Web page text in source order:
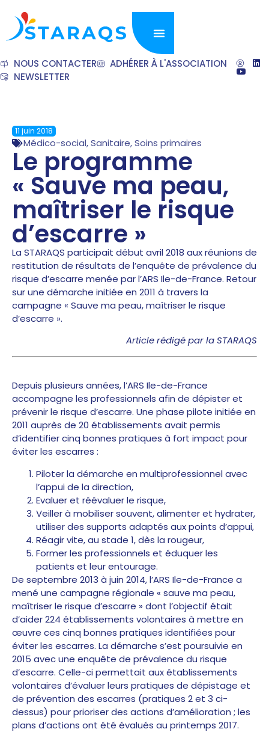
NOUS CONTACTER
ADHÉRER À L'ASSOCIATION
NEWSLETTER
11 juin 2018
Médico-social,Sanitaire,Soins primaires
Le programme
« Sauve ma peau,
maîtriser le risque
d’escarre »
La STARAQS participait début avril 2018 aux réunions de
restitution de résultats de l’enquête de prévalence du
risque d’escarre menée par l’ARS Ile-de-France. Retour
sur une démarche initiée en 2011 à travers la
campagne « Sauve ma peau, maîtriser le risque
d’escarre ».
Article rédigé par la STARAQS
Depuis plusieurs années, l’ARS Ile-de-France
accompagne les professionnels afin de dépister et
prévenir le risque d’escarre. Une phase pilote initiée en
2011 auprès de 20 établissements avait permis
d’identifier cinq bonnes pratiques à fort impact pour
éviter les escarres :
Piloter la démarche en multiprofessionnel avec
l’appui de la direction,
Evaluer et réévaluer le risque,
Veiller à mobiliser souvent, alimenter et hydrater,
utiliser des supports adaptés aux points d’appui,
Réagir vite, au stade 1, dès la rougeur,
Former les professionnels et éduquer les
patients et leur entourage.
De septembre 2013 à juin 2014, l’ARS Ile-de-France a
mené une campagne régionale « sauve ma peau,
maîtriser le risque d’escarre » dont l’objectif était
d’aider 224 établissements volontaires à mettre en
œuvre ces cinq bonnes pratiques identifiées pour
éviter les escarres. La démarche s’est poursuivie en
2015 avec une enquête de prévalence du risque
d’escarre. Celle-ci permettait aux établissements
volontaires d’évaluer leurs pratiques de dépistage et
de prévention des escarres (pratiques 2 et 3 ci-
dessus) pour prioriser des actions d’amélioration ; les
plans d’actions ont été évalués au printemps 2017.